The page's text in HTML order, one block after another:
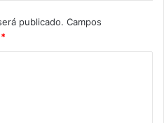
publicado. Campos
*